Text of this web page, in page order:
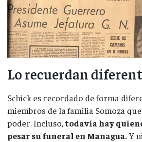
Lo recuerdan
Schick es recordado de forma
miembros de la familia Somoza
poder. Incluso,todavía hay
pesar su funeral en Managua.Y